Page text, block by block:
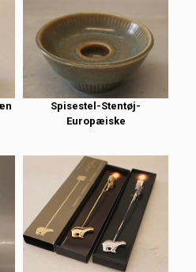
Spisestel-Stentøj-
Europæiske